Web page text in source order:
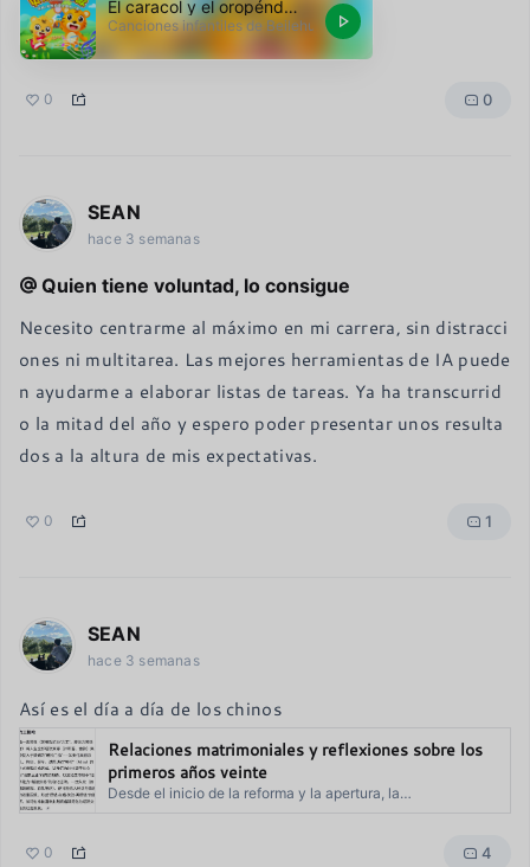
El caracol y el oropéndola
Canciones infantiles de Beilehu
0 0
SEAN
hace 3 semanas
Quien tiene voluntad, lo consigue
Necesito centrarme al máximo en mi carrera, sin distracci
ones ni multitarea. Las mejores herramientas de IA puede
n ayudarme a elaborar listas de tareas. Ya ha transcurrid
o la mitad del año y espero poder presentar unos resulta
dos a la altura de mis expectativas.
0 1
SEAN
hace 3 semanas
Así es el día a día de los chinos
Relaciones matrimoniales y reflexiones sobre los
primeros años veinte
Desde el inicio de la reforma y la apertura, la
amasado su primera fortuna gracias a esta tendencia, lo
0 4